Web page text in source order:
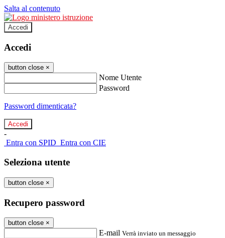
Salta al contenuto
Accedi
Accedi
button close ×
Nome Utente
Password
Password dimenticata?
-
Entra con SPID Entra con CIE
Seleziona utente
button close ×
Recupero password
button close ×
E-mail Verrà inviato un messaggio